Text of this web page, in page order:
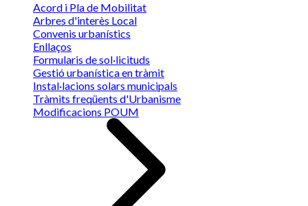
Acord i Pla de Mobilitat
Arbres d'interès Local
Convenis urbanístics
Enllaços
Formularis de sol·licituds
Gestió urbanística en tràmit
Instal·lacions solars municipals
Tràmits freqüents d'Urbanisme
Modificacions POUM